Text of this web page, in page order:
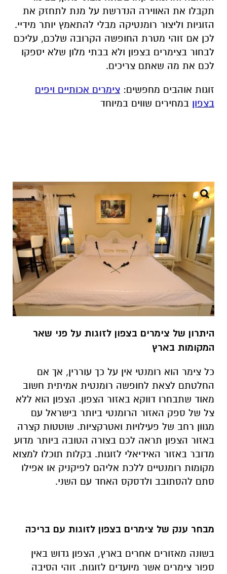
תקבלו את האווירה הנדרשת על מנת לתחזק את
הזוגיות וליצור רומנטיקה מבלי להתאמץ יותר מידיי.
לכן אם זוהי מטרת החופשה הקרובה שלכם, עליכם
לבחור בצימרים בצפון ולא בבתי מלון שלא יספקו
לכם את מה שאתם צריכים.
זוגות אוהבים מחפשים: צימרים אכותיים ויפים
בצפון במחירים שווים במיוחד
היתרון של צימרים בצפון לזוגות על פני שאר
המקומות בארץ
כל צימר הוא רומנטי אין על כך עוררין, אך אם
החלטתם לצאת לחופשה רומנטית אמיתית חשוב
מאוד שתבחרו דווקא באזור הצפון. הצפון הוא ללא
צל של ספק האזור הרומנטי ביותר בישראל עם
מגוון רחב של פעילויות ואטרקציות. שוטטות קצרה
באזור הצפון תראה לכם בצורה הטובה ביותר מדוע
מדובר באזור האידיאלי לזוגות. בקלות תוכלו למצוא
מקומות רומנטיים ללכת אליהם לפיקניק או אפילו
סתם להסתובב ולדסקס האחד עם השני.
מבחר ענק של צימרים בצפון לזוגות עם בריכה
בשונה מאזורים אחרים בארץ, הצפון גדוש באין
ספור צימרים אשר מיועדים לזוגות. זוהי הסיבה